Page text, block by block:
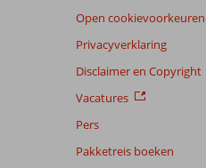
Open cookievoorkeuren
Privacyverklaring
Disclaimer en Copyright
Vacatures
Pers
Pakketreis boeken